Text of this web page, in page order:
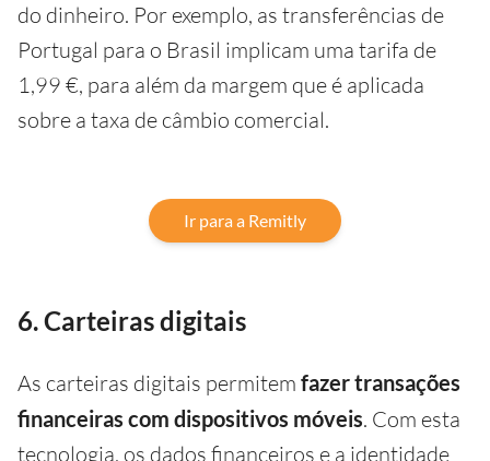
do dinheiro. Por exemplo, as transferências de
Portugal para o Brasil implicam uma tarifa de
1,99 €, para além da margem que é aplicada
sobre a taxa de câmbio comercial.
Ir para a Remitly
6. Carteiras digitais
As carteiras digitais permitem fazer transações
financeiras com dispositivos móveis. Com esta
tecnologia, os dados financeiros e a identidade